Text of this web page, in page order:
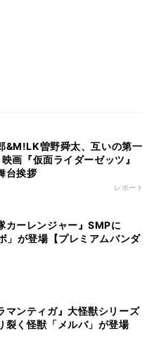
&M!LK曽野舜太、互いの第一
画『仮面ライダーゼッツ』
台挨拶
レポート
カーレンジャー』SMPに
」が登場【プレミアムバンダ
マンティガ』大怪獣シリーズ
裂く怪獣「メルバ」が登場